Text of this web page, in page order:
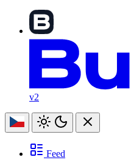
v2
Feed